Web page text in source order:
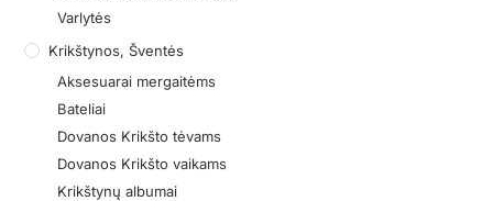
Varlytės
Krikštynos, Šventės
Aksesuarai mergaitėms
Bateliai
Dovanos Krikšto tėvams
Dovanos Krikšto vaikams
Krikštynų albumai